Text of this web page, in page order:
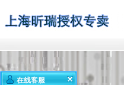
在线客服